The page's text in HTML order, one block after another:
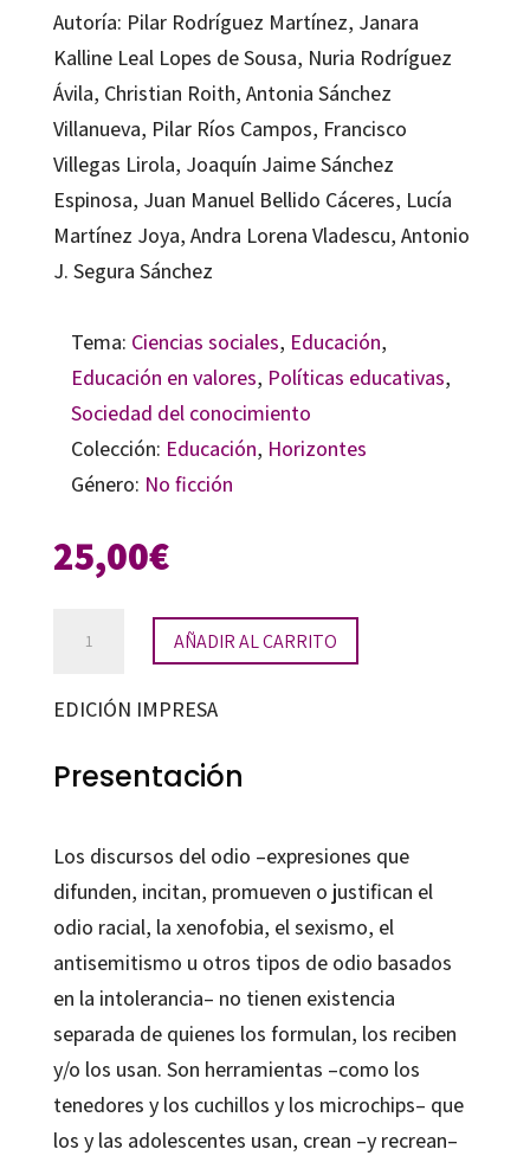
Autoría: Pilar Rodríguez Martínez, Janara
Kalline Leal Lopes de Sousa, Nuria Rodríguez
Ávila, Christian Roith, Antonia Sánchez
Villanueva, Pilar Ríos Campos, Francisco
Villegas Lirola, Joaquín Jaime Sánchez
Espinosa, Juan Manuel Bellido Cáceres, Lucía
Martínez Joya, Andra Lorena Vladescu, Antonio
J. Segura Sánchez
Tema: Ciencias sociales, Educación,
Educación en valores, Políticas educativas,
Sociedad del conocimiento
Colección: Educación, Horizontes
Género: No ficción
25,00€
discursos
entre
los
y
las
adolescentes
cantidad
AÑADIR AL CARRITO
EDICIÓN IMPRESA
Presentación
Los discursos del odio –expresiones que
difunden, incitan, promueven o justifican el
odio racial, la xenofobia, el sexismo, el
antisemitismo u otros tipos de odio basados
en la intolerancia– no tienen existencia
separada de quienes los formulan, los reciben
y/o los usan. Son herramientas –como los
tenedores y los cuchillos y los microchips– que
los y las adolescentes usan, crean –y recrean–